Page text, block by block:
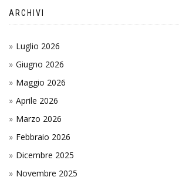
ARCHIVI
Luglio 2026
Giugno 2026
Maggio 2026
Aprile 2026
Marzo 2026
Febbraio 2026
Dicembre 2025
Novembre 2025